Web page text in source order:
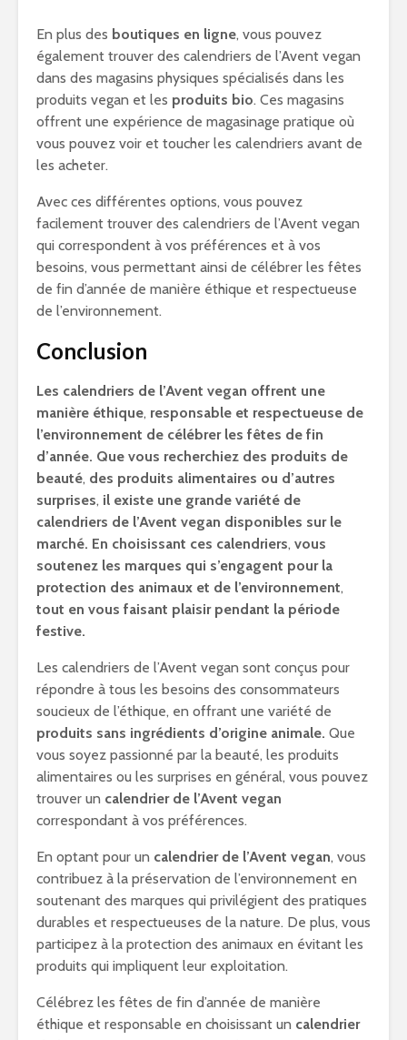
En plus des boutiques en ligne, vous pouvez
également trouver des calendriers de l’Avent vegan
dans des magasins physiques spécialisés dans les
produits vegan et les produits bio. Ces magasins
offrent une expérience de magasinage pratique où
vous pouvez voir et toucher les calendriers avant de
les acheter.
Avec ces différentes options, vous pouvez
facilement trouver des calendriers de l’Avent vegan
qui correspondent à vos préférences et à vos
besoins, vous permettant ainsi de célébrer les fêtes
de fin d’année de manière éthique et respectueuse
de l’environnement.
Conclusion
Les calendriers de l’Avent vegan offrent une
manière éthique, responsable et respectueuse de
l’environnement de célébrer les fêtes de fin
d’année. Que vous recherchiez des produits de
beauté, des produits alimentaires ou d’autres
surprises, il existe une grande variété de
calendriers de l’Avent vegan disponibles sur le
marché. En choisissant ces calendriers, vous
soutenez les marques qui s’engagent pour la
protection des animaux et de l’environnement,
tout en vous faisant plaisir pendant la période
festive.
Les calendriers de l’Avent vegan sont conçus pour
répondre à tous les besoins des consommateurs
soucieux de l’éthique, en offrant une variété de
produits sans ingrédients d’origine animale. Que
vous soyez passionné par la beauté, les produits
alimentaires ou les surprises en général, vous pouvez
trouver un calendrier de l’Avent vegan
correspondant à vos préférences.
En optant pour un calendrier de l’Avent vegan, vous
contribuez à la préservation de l’environnement en
soutenant des marques qui privilégient des pratiques
durables et respectueuses de la nature. De plus, vous
participez à la protection des animaux en évitant les
produits qui impliquent leur exploitation.
Célébrez les fêtes de fin d’année de manière
éthique et responsable en choisissant un calendrier